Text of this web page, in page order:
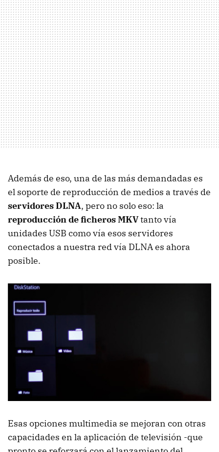
Además de eso, una de las más demandadas es
el soporte de reproducción de medios a través de
servidores DLNA, pero no solo eso: la
reproducción de ficheros MKVtanto vía
unidades USB como vía esos servidores
conectados a nuestra red vía DLNA es ahora
posible.
Esas opciones multimedia se mejoran con otras
capacidades en la aplicación de televisión -que